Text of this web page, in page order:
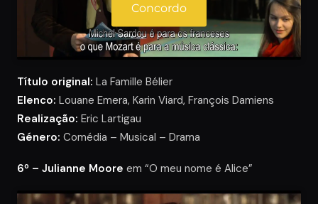
Concordo
Título original: La Famille Bélier
Elenco: Louane Emera, Karin Viard, François Damiens
Realização: Eric Lartigau
Género: Comédia – Musical – Drama
6º – Julianne Moore em “O meu nome é Alice”